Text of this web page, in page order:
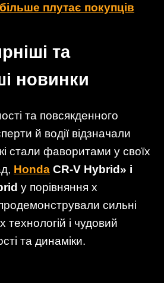
плутає покупців
та
новинки
та повсякденного
й водії відзначали
стали фаворитами у своїх
Honda CR-V Hybrid» і
у порівняння х
сильні
технологій і чудовий
та динаміки.